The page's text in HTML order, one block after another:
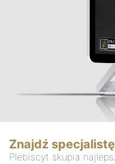
Znajdź specjalistę
Plebiscyt skupia